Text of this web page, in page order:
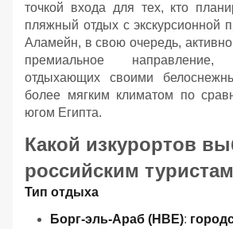
точкой входа для тех, кто
пляжный отдых с экскурсионной
Аламейн, в свою очередь, активно
премиальное направление,
отдыхающих своими
более мягким климатом по
югом Египта.
Какой изкурортов
российским
Тип отдыха
Борг-эль-Араб (HBE):